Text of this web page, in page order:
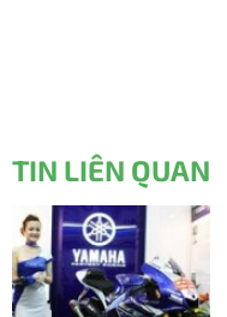
TIN LIÊN QUAN